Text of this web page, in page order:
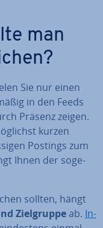
man
Sie nur einen
in den Feeds
Präsenz zeigen.
kurzen
Postings zum
Ihnen der so­ge­
sollten, hängt
Ziel­grup­peab. In­